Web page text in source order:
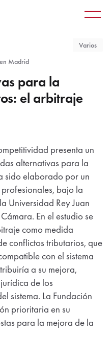
Varios
Madrid
para la
el arbitraje
presenta un
alternativas para la
sido elaborado por un
bajo la
Universidad Rey Juan
En el estudio se
como medida
conflictos tributarios, que
con el sistema
a su mejora,
de los
sistema. La Fundación
prioritaria en su
para la mejora de la